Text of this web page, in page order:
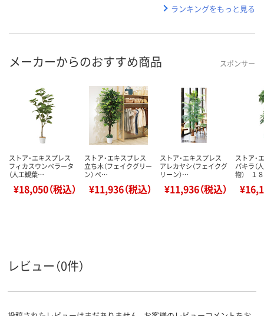
ランキングをもっと見る
メーカーからのおすすめ商品 スポンサー
ストア・エキスプレス
フィカスウンベラータ
（人工観葉…
¥18,050（税込）
ストア・エキスプレス
立ち木（フェイクグリー
ン） ベ…
¥11,936（税込）
ストア・エキスプレス
アレカヤシ（フェイクグ
リーン）…
¥11,936（税込）
ストア・
パキラ（
物） １
レビュー（0件）